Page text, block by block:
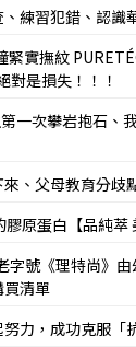
練習犯錯、認識
緊實撫紋
對是損失！！！
一次攀岩抱石、
、父母教育分歧
原蛋白【品純萃
號《理特尚》
買清單
力，成功克服「